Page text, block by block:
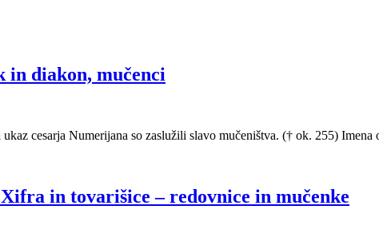
diakon, mučenci
cesarja Numerijana so zaslužili slavo mučeništva. († ok. 255)
in tovarišice – redovnice in mučenke